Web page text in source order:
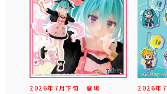
2026年 7 月下旬 登場 2026年 7